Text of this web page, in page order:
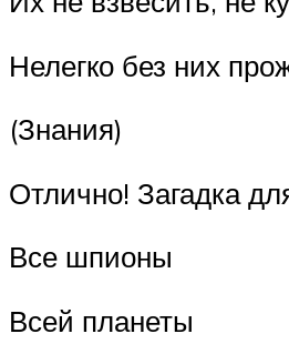
Нелегко без них
(Знания)
Отлично! Загадка
Все шпионы
Всей планеты